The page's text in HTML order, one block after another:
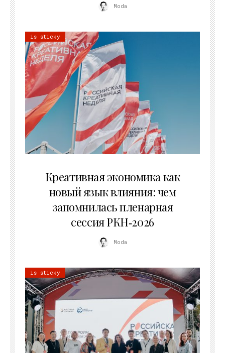
Moda
is sticky
Креативная экономика как
новый язык влияния: чем
запомнилась пленарная
сессия РКН‑2026
Moda
is sticky